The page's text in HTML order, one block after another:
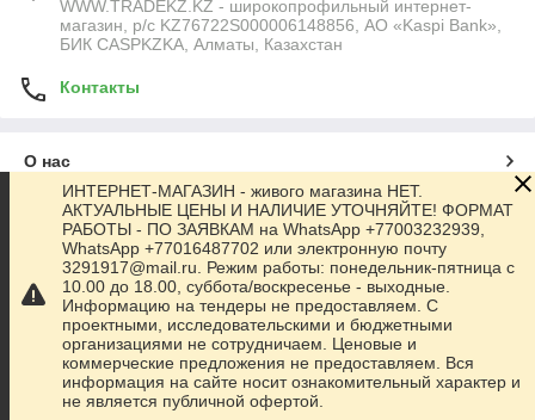
WWW.TRADEKZ.KZ - широкопрофильный интернет-
магазин, р/с KZ76722S000006148856, АО «Kaspi Bank»,
БИК CASPKZKA, Алматы, Казахстан
Контакты
О нас
Контакты
Доставка и оплата
Полная версия сайта
Сайт создан на маркетплейсеSatu.kz
ИНТЕРНЕТ-МАГАЗИН - живого магазина НЕТ.
АКТУАЛЬНЫЕ ЦЕНЫ И НАЛИЧИЕ УТОЧНЯЙТЕ! ФОРМАТ
РАБОТЫ - ПО ЗАЯВКАМ на WhatsApp +77003232939,
WhatsApp +77016487702 или электронную почту
3291917@mail.ru. Режим работы: понедельник-пятница с
10.00 до 18.00, суббота/воскресенье - выходные.
Информацию на тендеры не предоставляем. С
проектными, исследовательскими и бюджетными
организациями не сотрудничаем. Ценовые и
коммерческие предложения не предоставляем. Вся
информация на сайте носит ознакомительный характер и
не является публичной офертой.